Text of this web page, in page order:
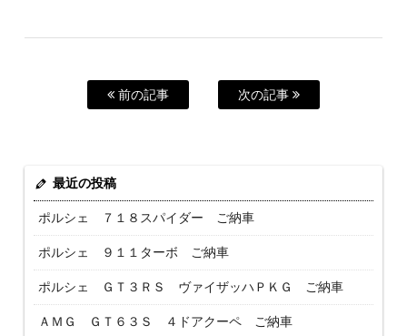
前の記事 次の記事
最近の投稿
ポルシェ ７１８スパイダー ご納車
ポルシェ ９１１ターボ ご納車
ポルシェ ＧＴ３ＲＳ ヴァイザッハＰＫＧ ご納車
ＡＭＧ ＧＴ６３Ｓ ４ドアクーペ ご納車